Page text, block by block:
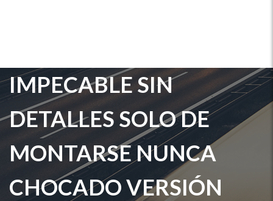
IMPECABLE SIN
DETALLES SOLO DE
MONTARSE NUNCA
CHOCADO VERSIÓN